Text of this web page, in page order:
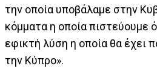
την οποία υποβάλαμε στην
κόμματα η οποία πιστεύουμε
εφικτή λύση η οποία θα έχει
την Κύπρο».